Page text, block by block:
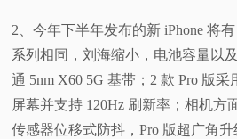
2、今年下半年发布的新 iPhone 将
系列相同，刘海缩小，电池容量以
通 5nm X60 5G 基带；2 款 Pro 版
屏幕并支持 120Hz 刷新率；相机方
传感器位移式防抖，Pro 版超广角